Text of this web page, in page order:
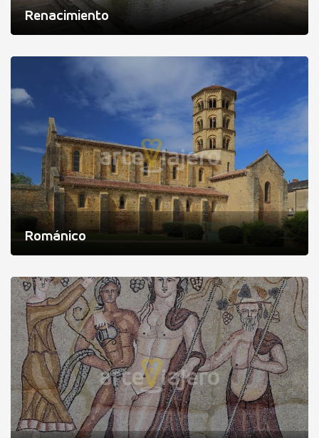
Renacimiento
Románico